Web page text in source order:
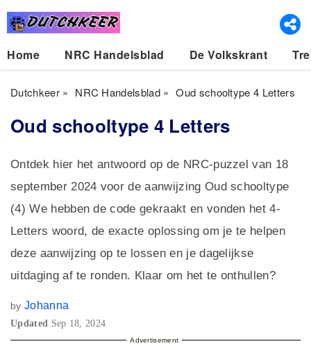
Home NRC Handelsblad De Volkskrant
Dutchkeer» NRC Handelsblad » Oud schooltype 4 Letters
Oud schooltype 4 Letters
Ontdek hier het antwoord op de NRC-puzzel van 18
september 2024 voor de aanwijzing Oud schooltype
(4) We hebben de code gekraakt en vonden het 4-
Letters woord, de exacte oplossing om je te helpen
deze aanwijzing op te lossen en je dagelijkse
uitdaging af te ronden. Klaar om het te onthullen?
by Johanna
Updated Sep 18, 2024
Advertisement